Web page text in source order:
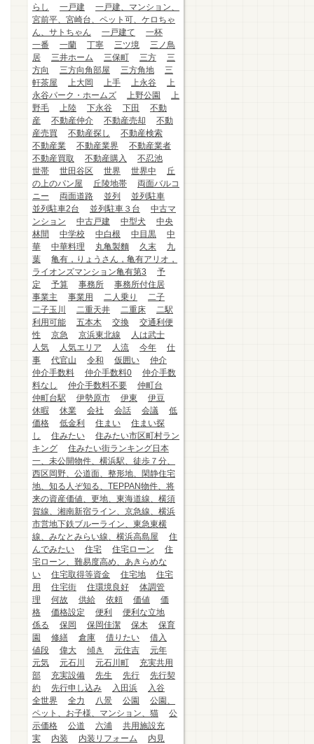
らし
一戸建
一戸建、マンション、
宮前平、宮崎台、ペット可、ケロちゃ
ん、サトちゃん
一戸建て
一杯
一番
一蘭 丁寧 三ツ境
三ノ鳥
居
三井ホーム 三保町 三方
三
方向
三方向角部屋 三方角地
三
軒茶屋
上大岡 上手 上永谷
上
永谷パーク・ホームズ
上野公園
上
野毛
上陸 下永谷 下田
不動
産
不動産仲介 不動産売却
不動
産売買
不動産探し
不動産検索
不動産業
不動産業界
不動産業者
不動産買取
不動産購入
不忍池
世帯
世田谷区 世界 世界中
丘
の上のパン屋
丘陵地帯
両面バルコ
ニー
両面道路 並列
並列駐車
並列駐車2台
並列駐車３台
中古マ
ンション
中古戸建 中型犬
中央
林間
中学校 中白根 中目黒
中
華
中華料理 丸亀製麵 久末
九
葉
亀有，りょうさん，亀有アリオ，
ライオンズマンション亀有第3
予
定
予算 事務所
事務所付住居
事業主
事業用 二人乗り
二子
二子玉川
二重天井 二重床
二駅
利用可能
五本木 交換
交通利便
性
京急 京浜東北線
人は武士
人気
人気エリア 人流 今年
仕
事
代官山 令和 仮囲い
仲介
仲介手数料
仲介手数料0
仲介手数
料なし
仲介手数料不要
仲町台
仲町台駅
伊勢原市 伊東
伊豆
休暇
休業 会社 会話 会議
低
価格
低金利 住まい
住まい探
し
住みたい
住みたい市区町村ラン
キング
住みたい街ランキング日本
一、未公開物件、横浜駅、徒歩７分、
西区岡野、公道面、整形地、閑静住宅
地、知る人ぞ知る、TEPPAN物件、将
来の資産価値、更地、東海道線、横須
賀線、湘南新宿ライン、京急線、横浜
市営地下鉄ブルーライン、東急東横
線、みなとみらい線、横浜高島屋
住
んでみたい
住宅 住宅ローン
住
宅ローン、難易度高め、あきらめな
い
住宅取得等資金 住宅地
住宅
用
住宅街 住環境良好
体調管
理
何故 供給 依頼 価値
価
格
価格設定 便利
便利な立地
係る
保岡 保岡佳潔 保木
保育
園
修繕 倉庫 借りたい
借入
値段
偉大 傾き 元住吉
元年
元気
元石川 元石川町
充実共用
部
充実設備 先生 先行
先行契
約
先行申し込み 入田浜
入谷
全世界
全力 八景 公園
公園、
ペット、お子様、マンション、猫
公
示価格
公道 六浦
共用施設充
実
内装 内装リフォーム
内見